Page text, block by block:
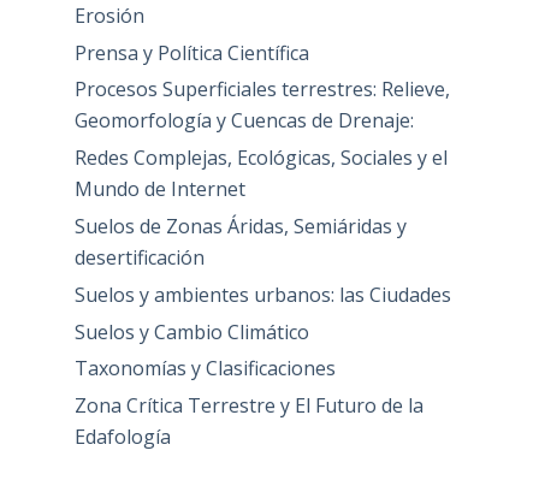
Erosión
Prensa y Política Científica
Procesos Superficiales terrestres: Relieve,
Geomorfología y Cuencas de Drenaje:
Redes Complejas, Ecológicas, Sociales y el
Mundo de Internet
Suelos de Zonas Áridas, Semiáridas y
desertificación
Suelos y ambientes urbanos: las Ciudades
Suelos y Cambio Climático
Taxonomías y Clasificaciones
Zona Crítica Terrestre y El Futuro de la
Edafología